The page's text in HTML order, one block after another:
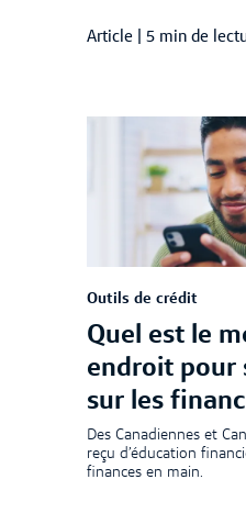
Article 5 min de
Outils de crédit
Quel est le
endroit pour
sur les
Des Canadiennes et
reçu d’éducation
finances en main.